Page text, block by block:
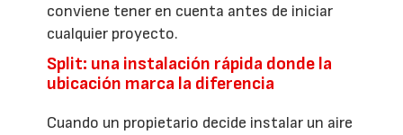
conviene tener en cuenta antes de iniciar
cualquier proyecto.
Split: una instalación rápida donde la
ubicación marca la diferencia
Cuando un propietario decide instalar un aire